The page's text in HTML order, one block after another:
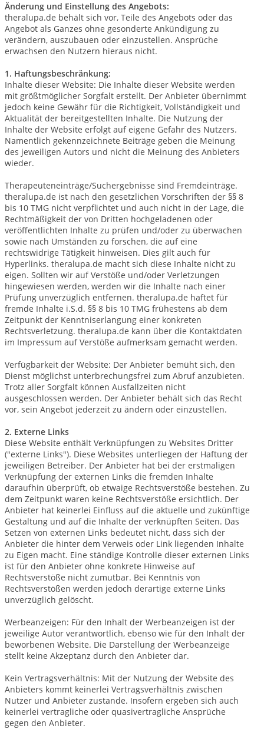
Änderung und Einstellung des Angebots:
theralupa.de behält sich vor, Teile des Angebots oder das
Angebot als Ganzes ohne gesonderte Ankündigung zu
verändern, auszubauen oder einzustellen. Ansprüche
erwachsen den Nutzern hieraus nicht.
1. Haftungsbeschränkung:
Inhalte dieser Website: Die Inhalte dieser Website werden
mit größtmöglicher Sorgfalt erstellt. Der Anbieter übernimmt
jedoch keine Gewähr für die Richtigkeit, Vollständigkeit und
Aktualität der bereitgestellten Inhalte. Die Nutzung der
Inhalte der Website erfolgt auf eigene Gefahr des Nutzers.
Namentlich gekennzeichnete Beiträge geben die Meinung
des jeweiligen Autors und nicht die Meinung des Anbieters
wieder.
Therapeuteneinträge/Suchergebnisse sind Fremdeinträge.
theralupa.de ist nach den gesetzlichen Vorschriften der §§ 8
bis 10 TMG nicht verpflichtet und auch nicht in der Lage, die
Rechtmäßigkeit der von Dritten hochgeladenen oder
veröffentlichten Inhalte zu prüfen und/oder zu überwachen
sowie nach Umständen zu forschen, die auf eine
rechtswidrige Tätigkeit hinweisen. Dies gilt auch für
Hyperlinks. theralupa.de macht sich diese Inhalte nicht zu
eigen. Sollten wir auf Verstöße und/oder Verletzungen
hingewiesen werden, werden wir die Inhalte nach einer
Prüfung unverzüglich entfernen. theralupa.de haftet für
fremde Inhalte i.S.d. §§ 8 bis 10 TMG frühestens ab dem
Zeitpunkt der Kenntniserlangung einer konkreten
Rechtsverletzung. theralupa.de kann über die Kontaktdaten
im Impressum auf Verstöße aufmerksam gemacht werden.
Verfügbarkeit der Website: Der Anbieter bemüht sich, den
Dienst möglichst unterbrechungsfrei zum Abruf anzubieten.
Trotz aller Sorgfalt können Ausfallzeiten nicht
ausgeschlossen werden. Der Anbieter behält sich das Recht
vor, sein Angebot jederzeit zu ändern oder einzustellen.
2. Externe Links
Diese Website enthält Verknüpfungen zu Websites Dritter
("externe Links"). Diese Websites unterliegen der Haftung der
jeweiligen Betreiber. Der Anbieter hat bei der erstmaligen
Verknüpfung der externen Links die fremden Inhalte
daraufhin überprüft, ob etwaige Rechtsverstöße bestehen. Zu
dem Zeitpunkt waren keine Rechtsverstöße ersichtlich. Der
Anbieter hat keinerlei Einfluss auf die aktuelle und zukünftige
Gestaltung und auf die Inhalte der verknüpften Seiten. Das
Setzen von externen Links bedeutet nicht, dass sich der
Anbieter die hinter dem Verweis oder Link liegenden Inhalte
zu Eigen macht. Eine ständige Kontrolle dieser externen Links
ist für den Anbieter ohne konkrete Hinweise auf
Rechtsverstöße nicht zumutbar. Bei Kenntnis von
Rechtsverstößen werden jedoch derartige externe Links
unverzüglich gelöscht.
Werbeanzeigen: Für den Inhalt der Werbeanzeigen ist der
jeweilige Autor verantwortlich, ebenso wie für den Inhalt der
beworbenen Website. Die Darstellung der Werbeanzeige
stellt keine Akzeptanz durch den Anbieter dar.
Kein Vertragsverhältnis: Mit der Nutzung der Website des
Anbieters kommt keinerlei Vertragsverhältnis zwischen
Nutzer und Anbieter zustande. Insofern ergeben sich auch
keinerlei vertragliche oder quasivertragliche Ansprüche
gegen den Anbieter.